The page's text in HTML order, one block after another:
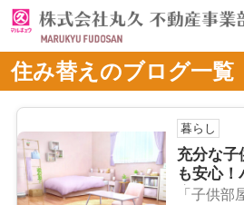
住み替えのブログ一覧
暮らし
充分な子
も安心！
介
「子供部